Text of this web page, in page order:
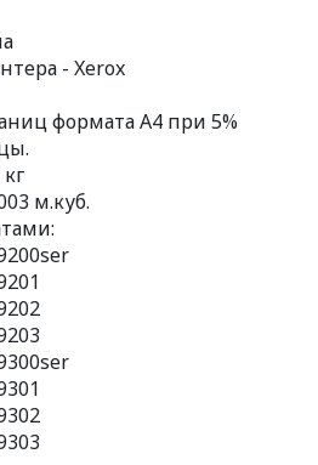
- Xerox
формата А4 при 5%
м.куб.